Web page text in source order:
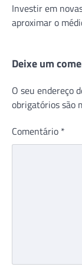
Investir em
aproximar o
Deixe um
O seu endereço
obrigatórios são
Comentário *